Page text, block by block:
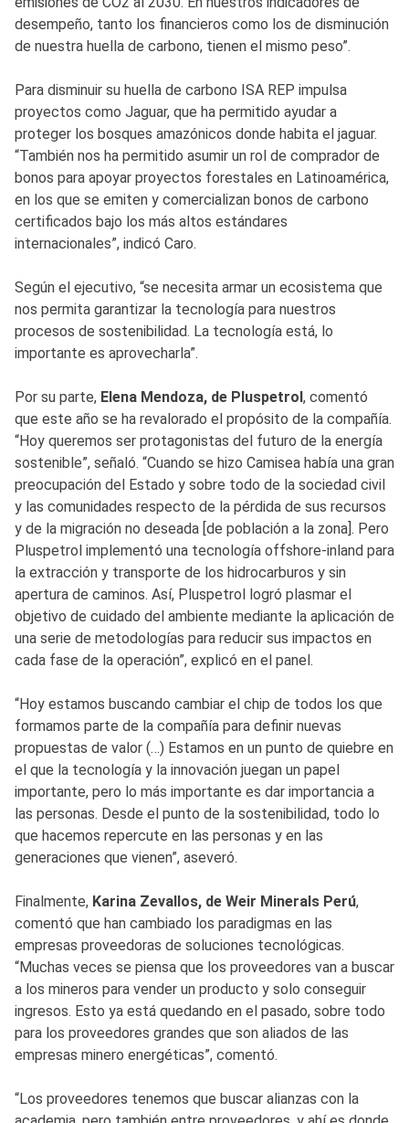
desempeño, tanto los financieros como los de disminución
de nuestra huella de carbono, tienen el mismo peso”.
Para disminuir su huella de carbono ISA REP impulsa
proyectos como Jaguar, que ha permitido ayudar a
proteger los bosques amazónicos donde habita el jaguar.
“También nos ha permitido asumir un rol de comprador de
bonos para apoyar proyectos forestales en Latinoamérica,
en los que se emiten y comercializan bonos de carbono
certificados bajo los más altos estándares
internacionales”, indicó Caro.
Según el ejecutivo, “se necesita armar un ecosistema que
nos permita garantizar la tecnología para nuestros
procesos de sostenibilidad. La tecnología está, lo
importante es aprovecharla”.
Por su parte, Elena Mendoza, de Pluspetrol, comentó
que este año se ha revalorado el propósito de la compañía.
“Hoy queremos ser protagonistas del futuro de la energía
sostenible”, señaló. “Cuando se hizo Camisea había una gran
preocupación del Estado y sobre todo de la sociedad civil
y las comunidades respecto de la pérdida de sus recursos
y de la migración no deseada [de población a la zona]. Pero
Pluspetrol implementó una tecnología offshore-inland para
la extracción y transporte de los hidrocarburos y sin
apertura de caminos. Así, Pluspetrol logró plasmar el
objetivo de cuidado del ambiente mediante la aplicación de
una serie de metodologías para reducir sus impactos en
cada fase de la operación”, explicó en el panel.
“Hoy estamos buscando cambiar el chip de todos los que
formamos parte de la compañía para definir nuevas
propuestas de valor (…) Estamos en un punto de quiebre en
el que la tecnología y la innovación juegan un papel
importante, pero lo más importante es dar importancia a
las personas. Desde el punto de la sostenibilidad, todo lo
que hacemos repercute en las personas y en las
generaciones que vienen”, aseveró.
Finalmente, Karina Zevallos, de Weir Minerals Perú,
comentó que han cambiado los paradigmas en las
empresas proveedoras de soluciones tecnológicas.
“Muchas veces se piensa que los proveedores van a buscar
a los mineros para vender un producto y solo conseguir
ingresos. Esto ya está quedando en el pasado, sobre todo
para los proveedores grandes que son aliados de las
empresas minero energéticas”, comentó.
“Los proveedores tenemos que buscar alianzas con la